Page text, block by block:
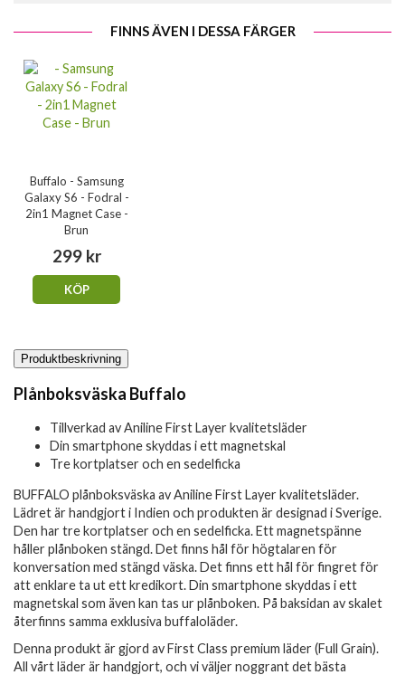
FINNS ÄVEN I DESSA FÄRGER
Buffalo - Samsung
Galaxy S6 - Fodral -
2in1 Magnet Case -
Brun
299 kr
KÖP
Produktbeskrivning
Plånboksväska Buffalo
Tillverkad av Aniline First Layer kvalitetsläder
Din smartphone skyddas i ett magnetskal
Tre kortplatser och en sedelficka
BUFFALO plånboksväska av Aniline First Layer kvalitetsläder.
Lädret är handgjort i Indien och produkten är designad i Sverige.
Den har tre kortplatser och en sedelficka. Ett magnetspänne
håller plånboken stängd. Det finns hål för högtalaren för
konversation med stängd väska. Det finns ett hål för fingret för
att enklare ta ut ett kredikort. Din smartphone skyddas i ett
magnetskal som även kan tas ur plånboken. På baksidan av skalet
återfinns samma exklusiva buffaloläder.
Denna produkt är gjord av First Class premium läder (Full Grain).
All vårt läder är handgjort, och vi väljer noggrant det bästa